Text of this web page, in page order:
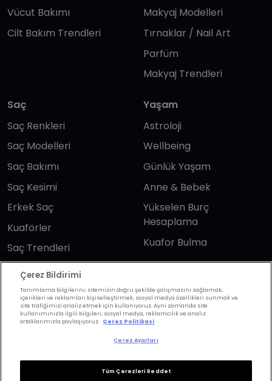
Vücut Bakımı
Cilt Bakım Trendleri
Makyaj Modelleri
Tırnaklar / Nail Art
Parfüm
Makyaj Trendleri
Saç
Saç Renkleri
Saç Modelleri
Saç Bakımı
Saç Kesimi
Erkek Saç
Kuaförler
Saç Trendleri
Yaşam
Astroloji
Wellbeing
Günlük Yaşam
Anne & Bebek
Yükselen Burç
Hesaplama
Kuafor Bulma
Bizi takip edin
KVKK Politikası
Aydınlatma Metni
KVKK Başvuru Formu
Kullanım Şart ve Koşulları
Çerez Bildirimi
Tanımlama bilgilerini; sitemizin doğru şekilde çalışmasını sağlamak,
içerikleri ve reklamları kişiselleştirmek, sosyal medya özellikleri sunmak ve
site trafiğimizi analiz etmek için kullanıyoruz. Aynı zamanda site
kullanımınızla ilgili bilgileri; sosyal medya, reklamcılık ve analiz
ortaklarımızla paylaşıyoruz. Çerez Politikasi
Çerez Ayarları
Tüm Çerezleri Reddet